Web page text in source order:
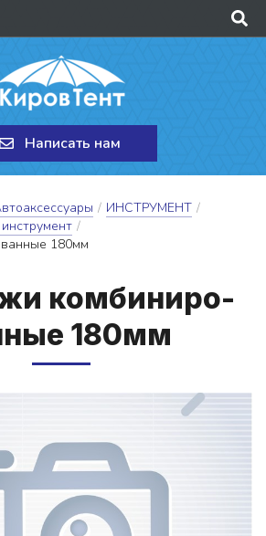
Написать нам
/ ИНСТРУМЕНТ /
/
180мм
ком­би­ни­ро­
180мм